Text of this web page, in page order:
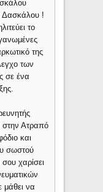
Δασκάλου !
το
της
των
σε ένα
στην Ατραπό
και
σωστού
χαρίσει
μάθει να